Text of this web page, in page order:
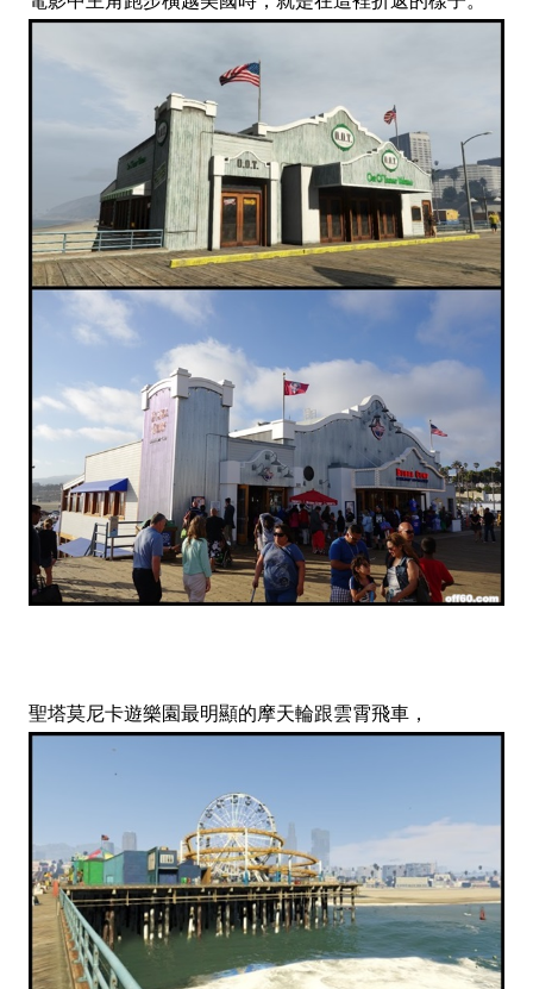
聖塔莫尼卡遊樂園最明顯的摩天輪跟雲霄飛車，